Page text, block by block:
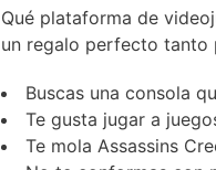
Qué plataforma de
un regalo perfecto tanto
Buscas una consola
Te gusta jugar a
Te mola Assassins